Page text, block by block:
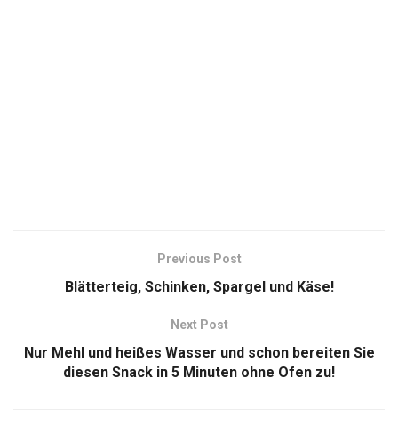
Previous Post
Blätterteig, Schinken, Spargel und Käse!
Next Post
Nur Mehl und heißes Wasser und schon bereiten Sie
diesen Snack in 5 Minuten ohne Ofen zu!